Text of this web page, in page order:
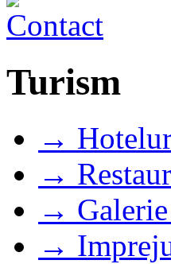
Turism
→
→
→
→